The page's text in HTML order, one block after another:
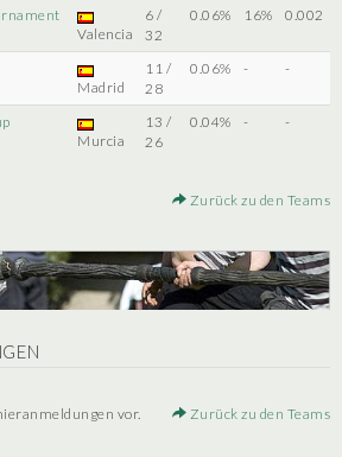
Valencia
6 /
32
0.06% 16% 0.002
Madrid
11 /
28
0.06% - -
Murcia
13 /
26
0.04% - -
Zurück zu den Teams
vor. Zurück zu den Teams